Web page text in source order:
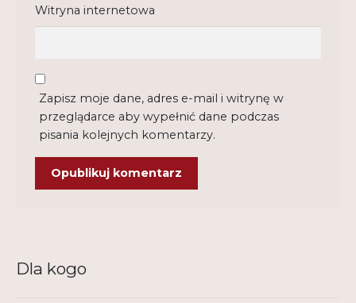
Witryna internetowa
Zapisz moje dane, adres e-mail i witrynę w
przeglądarce aby wypełnić dane podczas
pisania kolejnych komentarzy.
Dla kogo